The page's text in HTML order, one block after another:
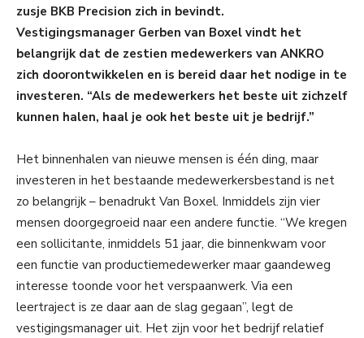
zusje BKB Precision zich in bevindt.
Vestigingsmanager Gerben van Boxel vindt het
belangrijk dat de zestien medewerkers van ANKRO
zich doorontwikkelen en is bereid daar het nodige in te
investeren. “Als de medewerkers het beste uit zichzelf
kunnen halen, haal je ook het beste uit je bedrijf.”
Het binnenhalen van nieuwe mensen is één ding, maar
investeren in het bestaande medewerkersbestand is net
zo belangrijk – benadrukt Van Boxel. Inmiddels zijn vier
mensen doorgegroeid naar een andere functie. “We kregen
een sollicitante, inmiddels 51 jaar, die binnenkwam voor
een functie van productiemedewerker maar gaandeweg
interesse toonde voor het verspaanwerk. Via een
leertraject is ze daar aan de slag gegaan”, legt de
vestigingsmanager uit. Het zijn voor het bedrijf relatief